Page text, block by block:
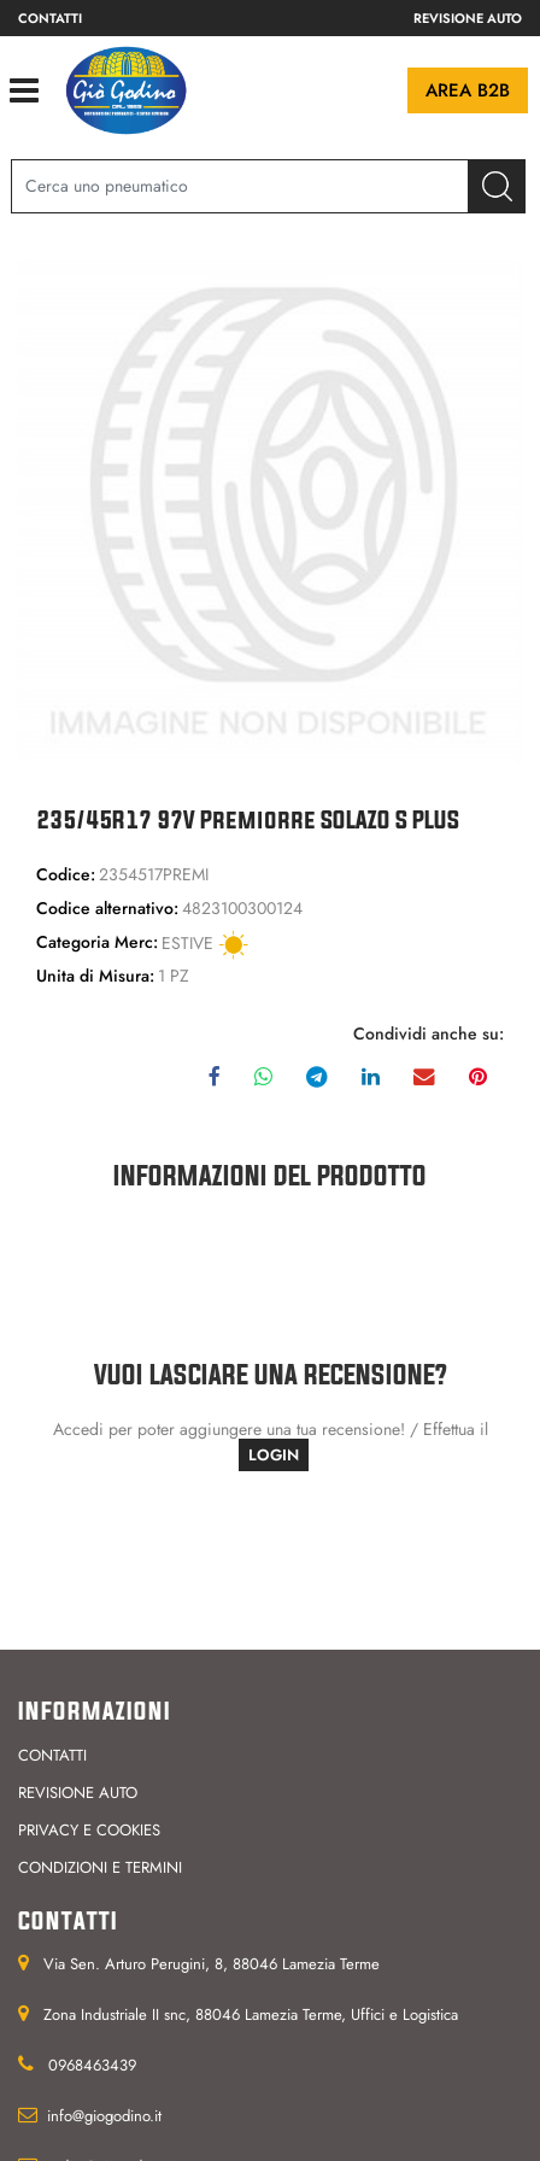
CONTATTI REVISIONE AUTO
Open AREA B2B
235/45R17 97V Premiorre SOLAZO S PLUS
Codice: 2354517PREMI
Codice alternativo: 4823100300124
Categoria Merc: ESTIVE
Unita di Misura: 1 PZ
Condividi anche su:
INFORMAZIONI DEL PRODOTTO
VUOI LASCIARE UNA RECENSIONE?
Accedi per poter aggiungere una tua recensione! / Effettua il
LOGIN
INFORMAZIONI
CONTATTI
REVISIONE AUTO
PRIVACY E COOKIES
CONDIZIONI E TERMINI
CONTATTI
Via Sen. Arturo Perugini, 8, 88046 Lamezia Terme
Zona Industriale II snc, 88046 Lamezia Terme, Uffici e Logistica
0968463439
info@giogodino.it